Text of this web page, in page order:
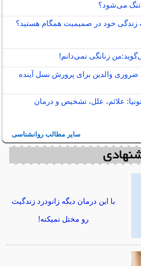
تنگ می‌شود؟
زندگی خود در صمیمیت همگام هستید؟
زنانگی نمی‌دانم!
والدین برای پرورش نسل آینده
علائم، علل، تشخیص و درمان
سایر مطالب روانشناسی
با این درمان دیگه زانودرد زندگیت
رو مختل نمیکنه!